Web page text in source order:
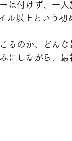
は付けず、一人
ル以上という
るのか、どん
にしながら、